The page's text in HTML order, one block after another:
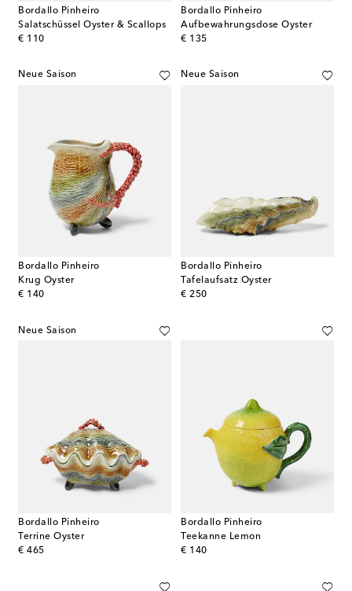
Bordallo Pinheiro
Salatschüssel Oyster & Scallops
€ 110
original price
Bordallo Pinheiro
Aufbewahrungsdose Oyster
€ 135
original price
Neue Saison
Bordallo Pinheiro
Krug Oyster
€ 140
original price
Neue Saison
Bordallo Pinheiro
Tafelaufsatz Oyster
€ 250
original price
Neue Saison
Bordallo Pinheiro
Terrine Oyster
€ 465
original price
Bordallo Pinheiro
Teekanne Lemon
€ 140
original price